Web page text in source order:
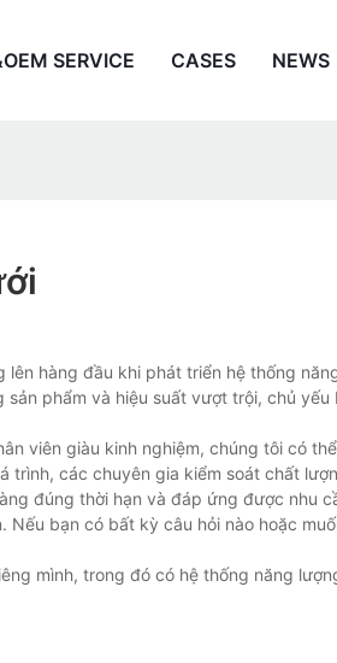
SERVICE CASES NEWS
hàng đầu khi phát triển hệ thống
phẩm và hiệu suất vượt trội, chủ yếu
viên giàu kinh nghiệm, chúng tôi có
trình, các chuyên gia kiểm soát chất
đúng thời hạn và đáp ứng được nhu
bạn có bất kỳ câu hỏi nào hoặc
mình, trong đó có hệ thống năng